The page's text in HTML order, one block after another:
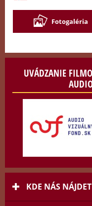
Fotogaléria
UVÁDZANIE
KDE NÁS